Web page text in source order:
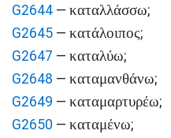
G2644 — καταλλάσσω;
G2645 — κατάλοιπος;
G2647 — καταλύω;
G2648 — καταμανθάνω;
G2649 — καταμαρτυρέω;
G2650 — καταμένω;